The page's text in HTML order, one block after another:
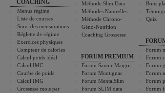
COACHING
Menus régime
Liste de courses
Suivi des mensurations
Réglette de régime
Exercices physiques
Compteur de calories
Calcul poids idéal
Calcul IMC
Courbe de poids
Calcul IMG
Grossesse mois par
Méthode Slim Data
Méthodes Naturelles
Méthode Chrono-
Géno-Nutrition
Coaching Grossesse
FORUM PREMIUM
Forum Savoir Maigrir
Forum Montignac
Forum MentalSlim
Forum SLIM data
Bons
Quiz
Forum
Forum
Forum
Forum
Forum
Forum